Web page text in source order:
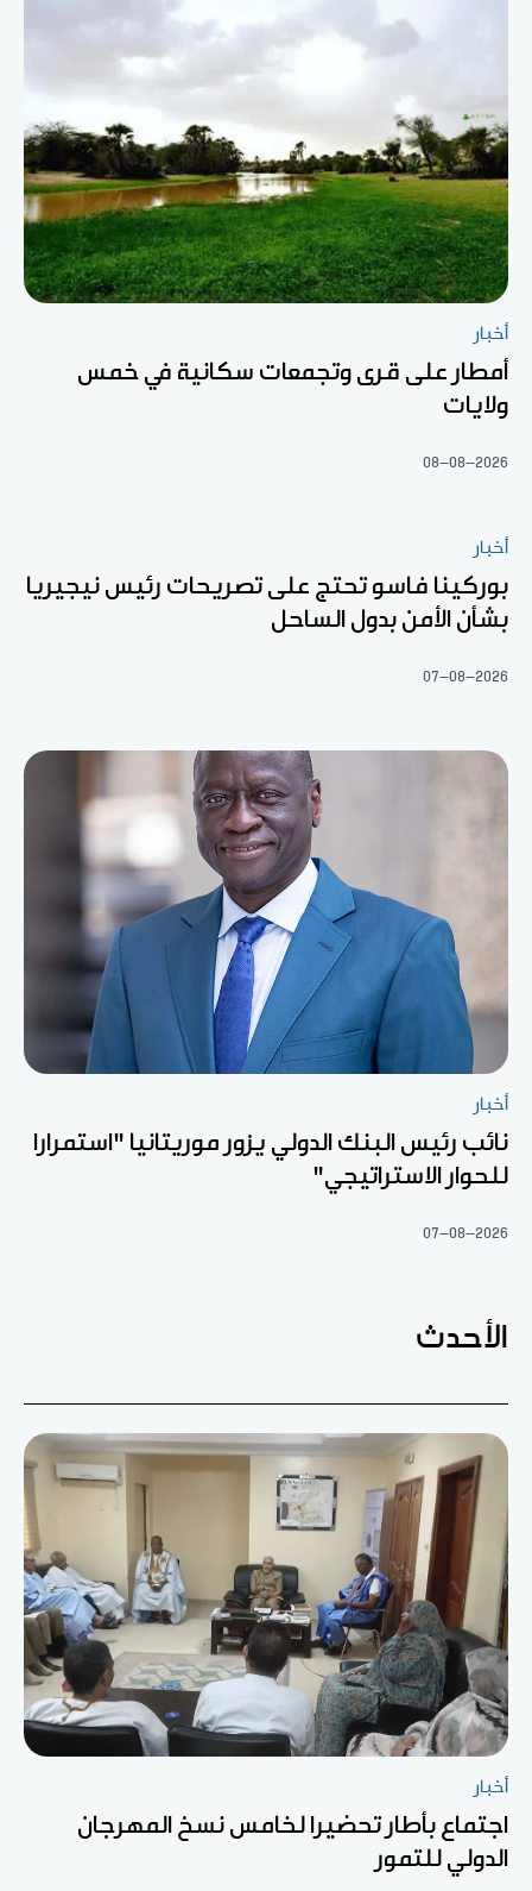
أخبار
أمطار على قرى وتجمعات سكانية في خمس
ولايات
08-08-2026
أخبار
بوركينا فاسو تحتج على تصريحات رئيس نيجيريا
بشأن الأمن بدول الساحل
07-08-2026
أخبار
نائب رئيس البنك الدولي يزور موريتانيا "استمرارا
للحوار الاستراتيجي"
07-08-2026
الأحدث
أخبار
اجتماع بأطار تحضيرا لخامس نسخ المهرجان
الدولي للتمور